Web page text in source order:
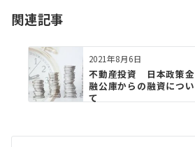
ン
関連記事
2021年8月6日
不動産投資 日本政策金
融公庫からの融資につい
て